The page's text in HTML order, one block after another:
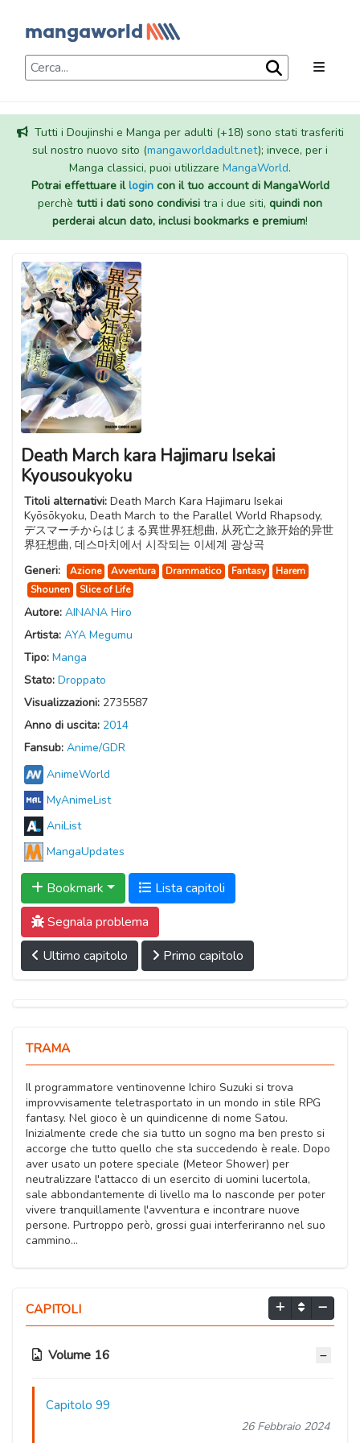
Tutti i Doujinshi e Manga per adulti (+18) sono stati trasferiti
sul nostro nuovo sito (mangaworldadult.net); invece, per i
Manga classici, puoi utilizzare MangaWorld.
Potrai effettuare illogincon il tuo account di MangaWorld
perchè tutti i dati sono condivisi tra i due siti, quindi non
perderai alcun dato, inclusi bookmarks e premium!
Death March kara Hajimaru Isekai
Kyousoukyoku
Titoli alternativi: Death March Kara Hajimaru Isekai
Kyōsōkyoku, Death March to the Parallel World Rhapsody,
デスマーチからはじまる異世界狂想曲, 从死亡之旅开始的异世
界狂想曲, 데스마치에서 시작되는 이세계 광상곡
Generi:
Azione Avventura Drammatico Fantasy
Harem
Shounen
Slice of Life
Autore: AINANA Hiro
Artista: AYA Megumu
Tipo: Manga
Stato: Droppato
Visualizzazioni: 2735587
Anno di uscita: 2014
Fansub: Anime/GDR
AnimeWorld
MyAnimeList
AniList
MangaUpdates
Bookmark
Lista capitoli
Segnala problema
Ultimo capitolo
Primo capitolo
TRAMA
Il programmatore ventinovenne Ichiro Suzuki si trova
improvvisamente teletrasportato in un mondo in stile RPG
fantasy. Nel gioco è un quindicenne di nome Satou.
Inizialmente crede che sia tutto un sogno ma ben presto si
accorge che tutto quello che sta succedendo è reale. Dopo
aver usato un potere speciale (Meteor Shower) per
neutralizzare l'attacco di un esercito di uomini lucertola,
sale abbondantemente di livello ma lo nasconde per poter
vivere tranquillamente l'avventura e incontrare nuove
persone. Purtroppo però, grossi guai interferiranno nel suo
cammino...
CAPITOLI
Volume 16
Capitolo 99
26 Febbraio 2024